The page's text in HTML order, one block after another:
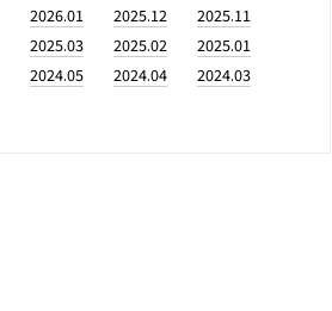
2026.01 2025.12
2025.11
2025.03 2025.02
2025.01
2024.05 2024.04
2024.03